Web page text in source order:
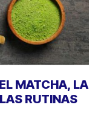
MATCHA, LA
RUTINAS